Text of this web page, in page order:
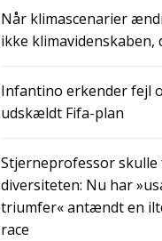
Når klimascenarier
ikke klimavidenskaben,
Infantino erkender fejl
udskældt Fifa-plan
Stjerneprofessor skulle
diversiteten: Nu har
triumfer« antændt en
race